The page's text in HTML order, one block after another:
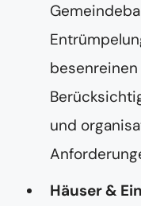
und
Häuser &